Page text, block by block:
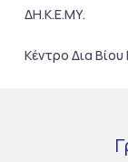
ΔΗ.Κ.Ε.ΜΥ.
Κέντρο Δια